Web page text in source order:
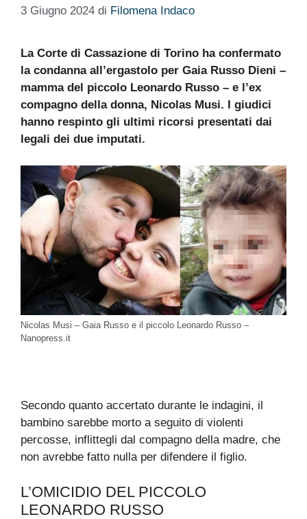
3 Giugno 2024 di Filomena Indaco
La Corte di Cassazione di Torino ha confermato
la condanna all’ergastolo per Gaia Russo Dieni –
mamma del piccolo Leonardo Russo – e l’ex
compagno della donna, Nicolas Musi. I giudici
hanno respinto gli ultimi ricorsi presentati dai
legali dei due imputati.
Nicolas Musi – Gaia Russo e il piccolo Leonardo Russo –
Nanopress.it
Secondo quanto accertato durante le indagini, il
bambino sarebbe morto a seguito di violenti
percosse, inflittegli dal compagno della madre, che
non avrebbe fatto nulla per difendere il figlio.
L’OMICIDIO DEL PICCOLO
LEONARDO RUSSO